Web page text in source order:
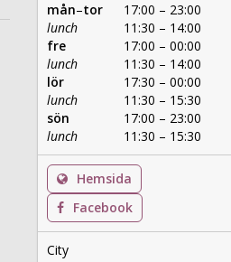
mån–tor
17:00 – 23:00
lunch
11:30 – 14:00
fre
17:00 – 00:00
lunch
11:30 – 14:00
lör
17:30 – 00:00
lunch
11:30 – 15:30
sön
17:00 – 23:00
lunch
11:30 – 15:30
Hemsida
Facebook
City